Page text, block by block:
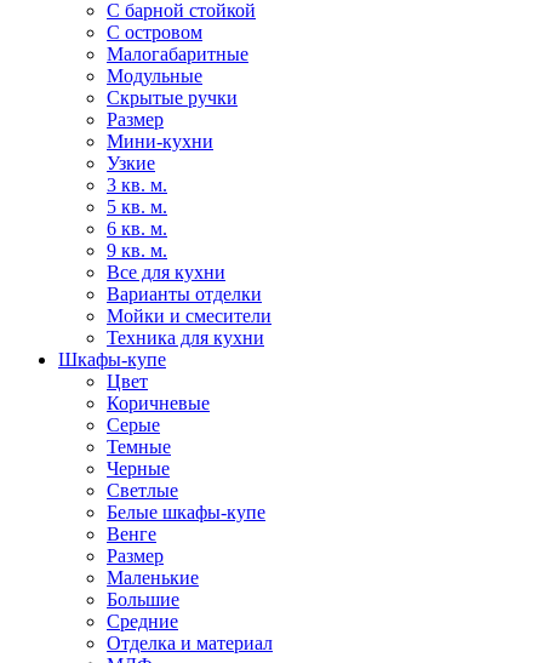
С барной стойкой
С островом
Малогабаритные
Модульные
Скрытые ручки
Размер
Мини-кухни
Узкие
3 кв. м.
5 кв. м.
6 кв. м.
9 кв. м.
Все для кухни
Варианты отделки
Мойки и смесители
Техника для кухни
Шкафы-купе
Цвет
Коричневые
Серые
Темные
Черные
Светлые
Белые шкафы-купе
Венге
Размер
Маленькие
Большие
Средние
Отделка и материал